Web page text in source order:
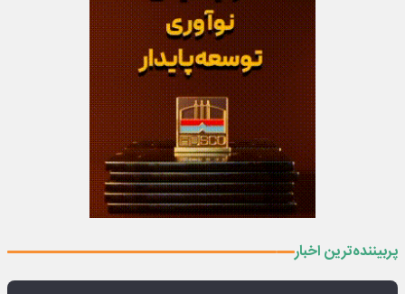
پربیننده‌ترین اخبار